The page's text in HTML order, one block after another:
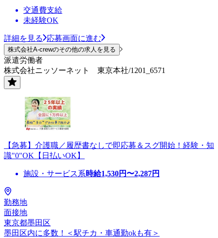
交通費支給
未経験OK
詳細を見る 応募画面に進む
株式会社A-crewのその他の求人を見る
派遣労働者
株式会社ニッソーネット 東京本社/1201_6571
【急募】介護職／履歴書なしで即応募＆スグ開始！経験・知
識"0"OK【日払いOK】
施設・サービス系時給1,530円〜2,287円
勤務地
面接地
東京都墨田区
墨田区内に多数！＜駅チカ・車通勤okも有＞